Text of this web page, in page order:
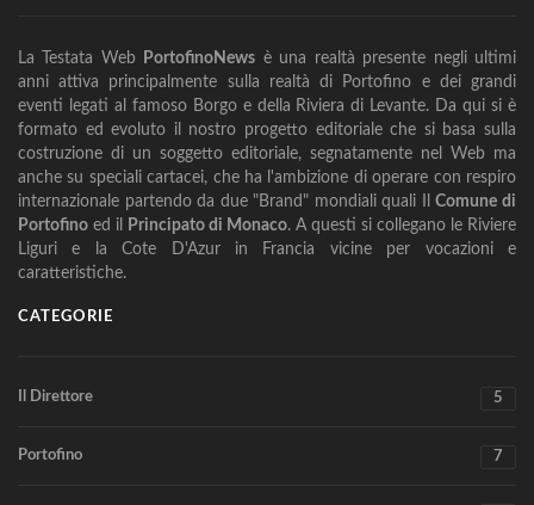
La Testata Web PortofinoNews è una realtà presente negli ultimi
anni attiva principalmente sulla realtà di Portofino e dei grandi
eventi legati al famoso Borgo e della Riviera di Levante. Da qui si è
formato ed evoluto il nostro progetto editoriale che si basa sulla
costruzione di un soggetto editoriale, segnatamente nel Web ma
anche su speciali cartacei, che ha l'ambizione di operare con respiro
internazionale partendo da due "Brand" mondiali quali IlComune di
Portofino ed il Principato di Monaco. A questi si collegano le Riviere
Liguri e la Cote D'Azur in Francia vicine per vocazioni e
caratteristiche.
CATEGORIE
Il Direttore 5
Portofino 7